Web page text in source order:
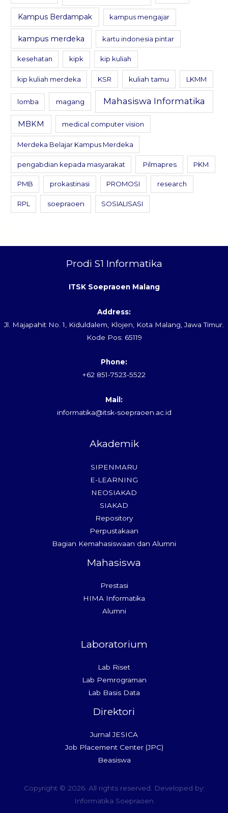
Kampus Berdampak kampus mengajar
kampus merdeka kartu indonesia pintar
kesehatan kipk kip kuliah
kip kuliah merdeka KSR kuliah tamu LKMM
lomba magang Mahasiswa Informatika
MBKM medical computer vision
Merdeka Belajar Kampus Merdeka
pengabdian kepada masyarakat Pilmapres PKM
PMB prokastinasi PROMOSI research
RPL soepraoen SOSIALISASI
Prodi S1 Informatika
ITSK Soepraoen Malang
Address:
Jl. Majapahit No. 1, Kiduldalem, Klojen, Kota Malang, Jawa Timur.
Kode Pos: 65119
Phone:
+62 851-7523-5522
Mail:
informatika@itsk-soepraoen.ac.id
Akademik
SIPENMARU
E-LEARNING
NEOSIAKAD
SIAKAD
Repository
Perpustakaan
Bagian Kemahasiswaan dan Alumni
Mahasiswa
Prestasi
HIMA Informatika
Alumni
Laboratorium
Lab Riset
Lab Pemrograman
Lab Basis Data
Direktori
Jurnal JESICA
Job Placement Center (JPC)
Beasiswa
Copyright © 2026. All rights reserved. Developed by:
Informatika Soepraoen